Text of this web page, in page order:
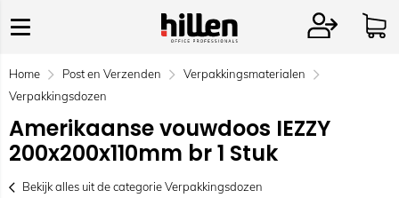
Home Post en Verzenden
Verpakkingsmaterialen
Verpakkingsdozen
Amerikaanse vouwdoos IEZZY
200x200x110mm br 1 Stuk
Bekijk alles uit de categorie Verpakkingsdozen